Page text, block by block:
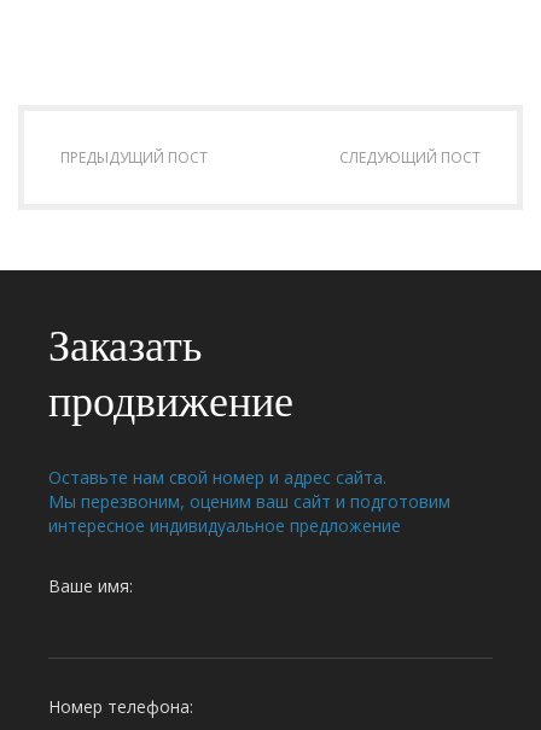
ПРЕДЫДУЩИЙ ПОСТ СЛЕДУЮЩИЙ ПОСТ
Заказать
продвижение
Оставьте нам свой номер и адрес сайта.
Мы перезвоним, оценим ваш сайт и подготовим
интересное индивидуальное предложение
Ваше имя:
Номер телефона: